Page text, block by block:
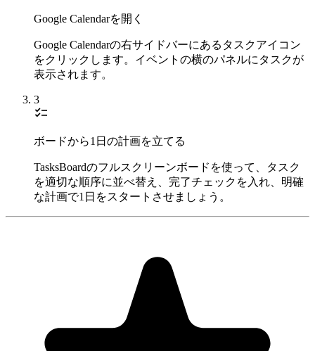
Google Calendarを開く
Google Calendarの右サイドバーにあるタスクアイコン
をクリックします。イベントの横のパネルにタスクが
表示されます。
3
checklist
ボードから1日の計画を立てる
TasksBoardのフルスクリーンボードを使って、タスク
を適切な順序に並べ替え、完了チェックを入れ、明確
な計画で1日をスタートさせましょう。